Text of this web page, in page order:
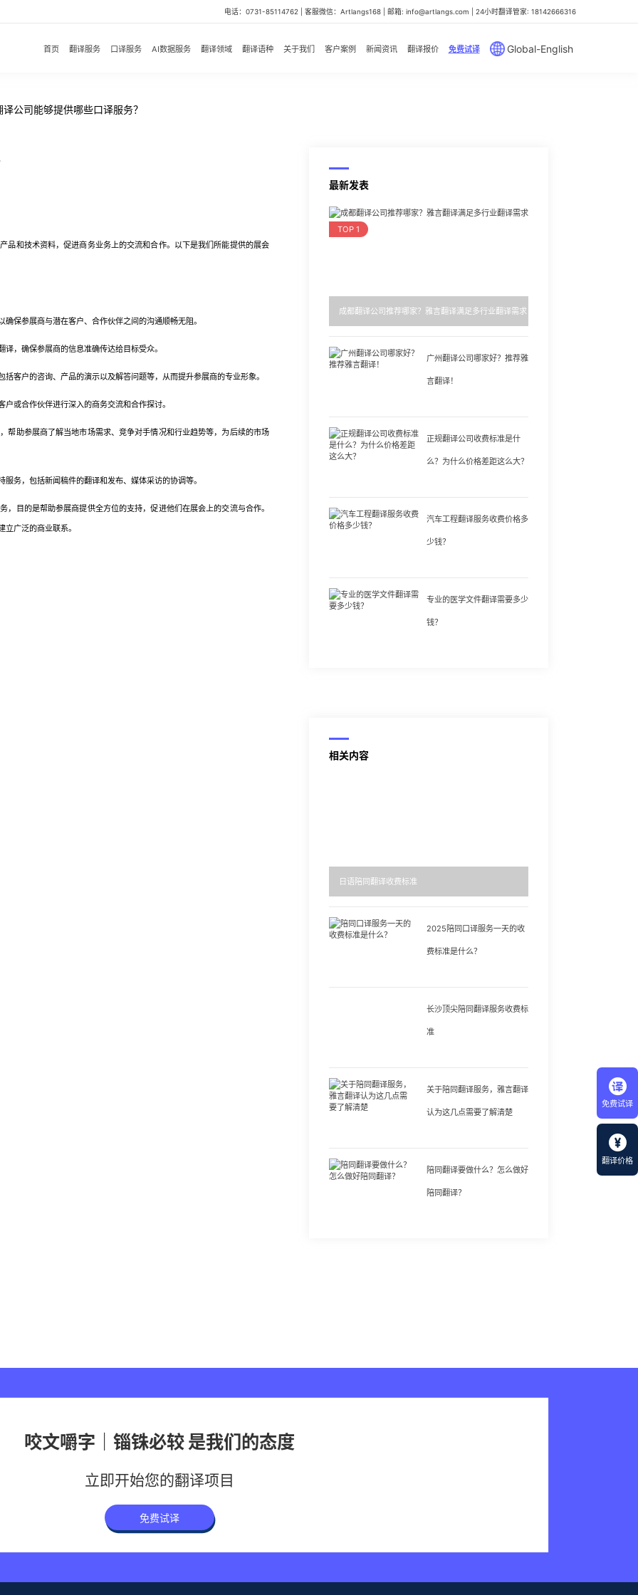
免费试译
翻译价格
电话：0731-85114762 | 客服微信：Artlangs168 | 邮箱: info@artlangs.com | 24小时翻译管家: 18142666316
首页 翻译服务 口译服务 AI数据服务 翻译领域 翻译语种 关于我们 客户案例 新闻资讯 翻译报价 免费试译 Global-English
公司能够提供哪些口译服务？
和技术资料，促进商务业务上的交流和合作。以下是我们所能提供的展会
参展商与潜在客户、合作伙伴之间的沟通顺畅无阻。
，确保参展商的信息准确传达给目标受众。
户的咨询、产品的演示以及解答问题等，从而提升参展商的专业形象。
或合作伙伴进行深入的商务交流和合作探讨。
助参展商了解当地市场需求、竞争对手情况和行业趋势等，为后续的市场
，包括新闻稿件的翻译和发布、媒体采访的协调等。
目的是帮助参展商提供全方位的支持，促进他们在展会上的交流与合作。
广泛的商业联系。
最新发表
TOP 1
成都翻译公司推荐哪家？雅言翻译满足多行业翻译需求
广州翻译公司哪家好？推荐雅
言翻译！
正规翻译公司收费标准是什
么？为什么价格差距这么大？
汽车工程翻译服务收费价格多
少钱？
专业的医学文件翻译需要多少
钱？
相关内容
日语陪同翻译收费标准
2025陪同口译服务一天的收
费标准是什么？
长沙顶尖陪同翻译服务收费标
准
关于陪同翻译服务，雅言翻译
认为这几点需要了解清楚
陪同翻译要做什么？怎么做好
陪同翻译？
咬文嚼字｜锱铢必较 是我们的态度
立即开始您的翻译项目
免费试译